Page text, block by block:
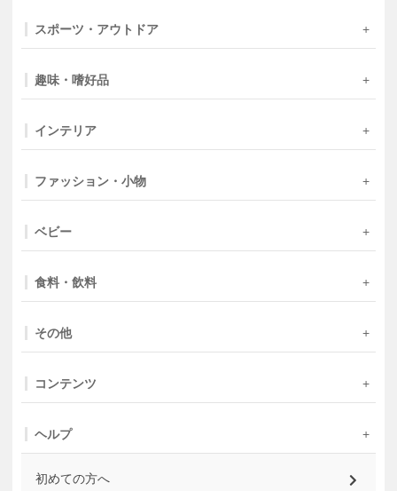
スポーツ・アウトドア
趣味・嗜好品
インテリア
ファッション・小物
ベビー
食料・飲料
その他
コンテンツ
ヘルプ
初めての方へ